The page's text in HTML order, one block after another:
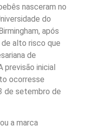
nasceram no
do
após
alto risco que
de
previsão inicial
ocorresse
de setembro de
a marca